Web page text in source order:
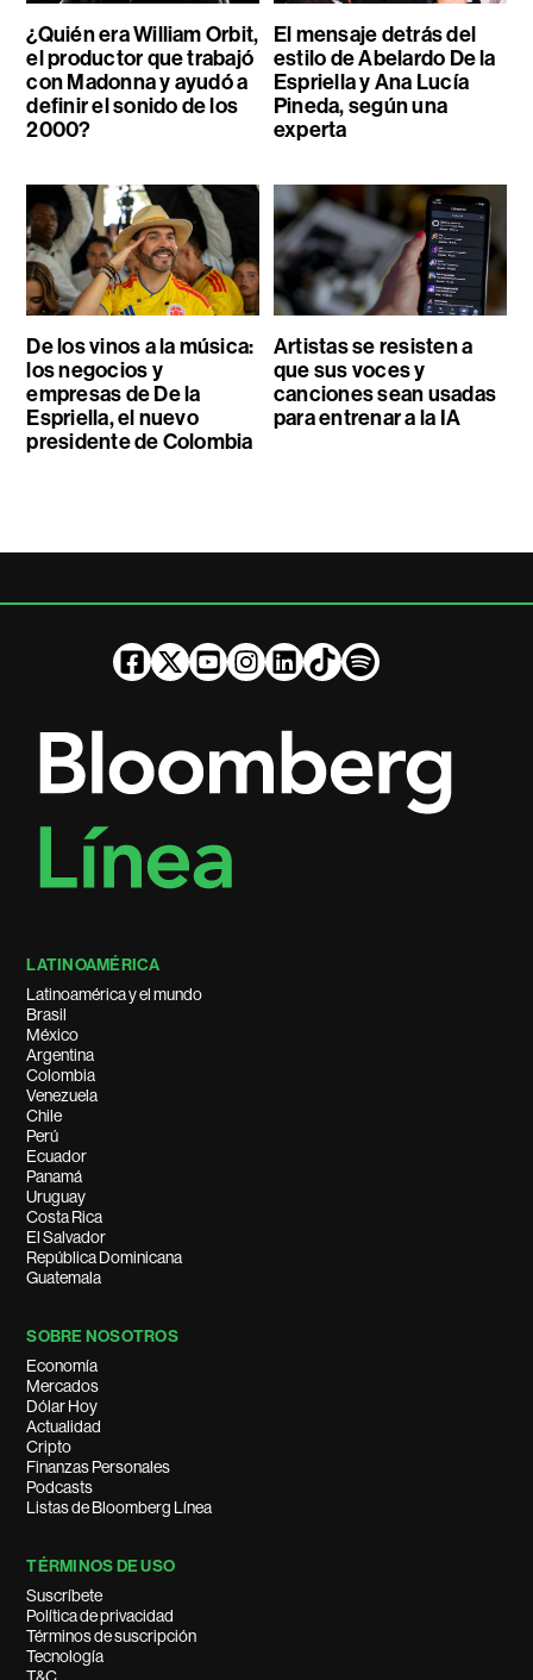
¿Quién era William Orbit,
el productor que trabajó
con Madonna y ayudó a
definir el sonido de los
2000?
El mensaje detrás del
estilo de Abelardo De la
Espriella y Ana Lucía
Pineda, según una
experta
De los vinos a la música:
los negocios y
empresas de De la
Espriella, el nuevo
presidente de Colombia
Artistas se resisten a
que sus voces y
canciones sean usadas
para entrenar a la IA
LATINOAMÉRICA
Latinoamérica y el mundo
Brasil
México
Argentina
Colombia
Venezuela
Chile
Perú
Ecuador
Panamá
Uruguay
Costa Rica
El Salvador
República Dominicana
Guatemala
SOBRE NOSOTROS
Economía
Mercados
Dólar Hoy
Actualidad
Cripto
Finanzas Personales
Podcasts
Listas de Bloomberg Línea
TÉRMINOS DE USO
Suscríbete
Política de privacidad
Términos de suscripción
Tecnología